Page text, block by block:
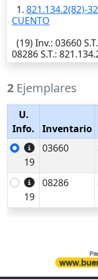
1. 821.134.2(82)-32
CUENTO
(19)Inv.: 03660S.T.
08286S.T.:
2 Ejemplares
U.
Info.
Inventario
19
03660
19
08286